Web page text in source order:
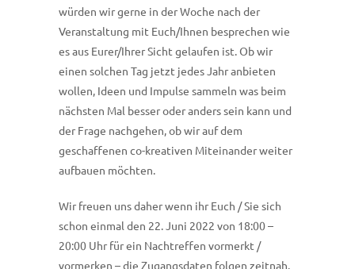
würden wir gerne in der Woche nach der
Veranstaltung mit Euch/Ihnen besprechen wie
es aus Eurer/Ihrer Sicht gelaufen ist. Ob wir
einen solchen Tag jetzt jedes Jahr anbieten
wollen, Ideen und Impulse sammeln was beim
nächsten Mal besser oder anders sein kann und
der Frage nachgehen, ob wir auf dem
geschaffenen co-kreativen Miteinander weiter
aufbauen möchten.
Wir freuen uns daher wenn ihr Euch / Sie sich
schon einmal den 22. Juni 2022 von 18:00 –
20:00 Uhr für ein Nachtreffen vormerkt /
vormerken – die Zugangsdaten folgen zeitnah.